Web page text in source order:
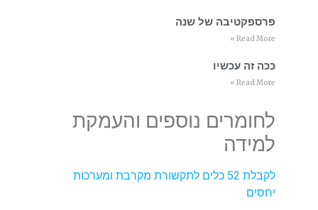
פרספקטיבה של שנה
Read More »
ככה זה עכשיו
Read More »
לחומרים נוספים והעמקת
למידה
לקבלת 52 כלים לתקשורת מקרבת ומערכות
יחסים